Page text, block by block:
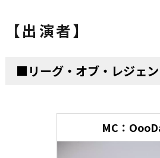
【出演者】
■リーグ・オブ・レジェ
MC：